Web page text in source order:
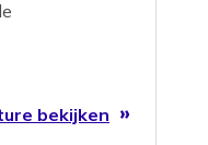
bekijken